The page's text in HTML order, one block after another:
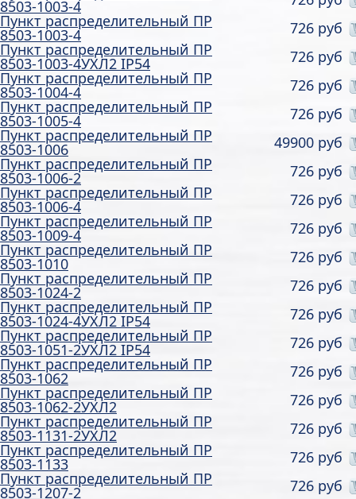
8503-1003-4
Пункт распределительный ПР
8503-1003-4
726 руб
Пункт распределительный ПР
8503-1003-4УХЛ2 IP54
726 руб
Пункт распределительный ПР
8503-1004-4
726 руб
Пункт распределительный ПР
8503-1005-4
726 руб
Пункт распределительный ПР
8503-1006
49900 руб
Пункт распределительный ПР
8503-1006-2
726 руб
Пункт распределительный ПР
8503-1006-4
726 руб
Пункт распределительный ПР
8503-1009-4
726 руб
Пункт распределительный ПР
8503-1010
726 руб
Пункт распределительный ПР
8503-1024-2
726 руб
Пункт распределительный ПР
8503-1024-4УХЛ2 IP54
726 руб
Пункт распределительный ПР
8503-1051-2УХЛ2 IP54
726 руб
Пункт распределительный ПР
8503-1062
726 руб
Пункт распределительный ПР
8503-1062-2УХЛ2
726 руб
Пункт распределительный ПР
8503-1131-2УХЛ2
726 руб
Пункт распределительный ПР
8503-1133
726 руб
Пункт распределительный ПР
8503-1207-2
726 руб